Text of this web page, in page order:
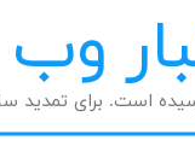
است. برای تمدید